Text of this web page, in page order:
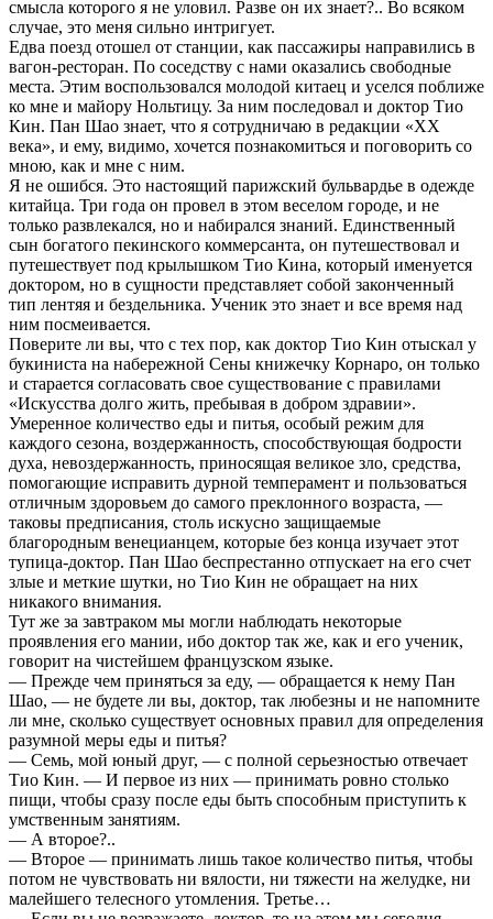
смысла которого я не уловил. Разве он их знает?.. Во всяком
случае, это меня сильно интригует.
Едва поезд отошел от станции, как пассажиры направились в
вагон-ресторан. По соседству с нами оказались свободные
места. Этим воспользовался молодой китаец и уселся поближе
ко мне и майору Нольтицу. За ним последовал и доктор Тио
Кин. Пан Шао знает, что я сотрудничаю в редакции «XX
века», и ему, видимо, хочется познакомиться и поговорить со
мною, как и мне с ним.
Я не ошибся. Это настоящий парижский бульвардье в одежде
китайца. Три года он провел в этом веселом городе, и не
только развлекался, но и набирался знаний. Единственный
сын богатого пекинского коммерсанта, он путешествовал и
путешествует под крылышком Тио Кина, который именуется
доктором, но в сущности представляет собой законченный
тип лентяя и бездельника. Ученик это знает и все время над
ним посмеивается.
Поверите ли вы, что с тех пор, как доктор Тио Кин отыскал у
букиниста на набережной Сены книжечку Корнаро, он только
и старается согласовать свое существование с правилами
«Искусства долго жить, пребывая в добром здравии».
Умеренное количество еды и питья, особый режим для
каждого сезона, воздержанность, способствующая бодрости
духа, невоздержанность, приносящая великое зло, средства,
помогающие исправить дурной темперамент и пользоваться
отличным здоровьем до самого преклонного возраста, —
таковы предписания, столь искусно защищаемые
благородным венецианцем, которые без конца изучает этот
тупица-доктор. Пан Шао беспрестанно отпускает на его счет
злые и меткие шутки, но Тио Кин не обращает на них
никакого внимания.
Тут же за завтраком мы могли наблюдать некоторые
проявления его мании, ибо доктор так же, как и его ученик,
говорит на чистейшем французском языке.
— Прежде чем приняться за еду, — обращается к нему Пан
Шао, — не будете ли вы, доктор, так любезны и не напомните
ли мне, сколько существует основных правил для определения
разумной меры еды и питья?
— Семь, мой юный друг, — с полной серьезностью отвечает
Тио Кин. — И первое из них — принимать ровно столько
пищи, чтобы сразу после еды быть способным приступить к
умственным занятиям.
— А второе?..
— Второе — принимать лишь такое количество питья, чтобы
потом не чувствовать ни вялости, ни тяжести на желудке, ни
малейшего телесного утомления. Третье…